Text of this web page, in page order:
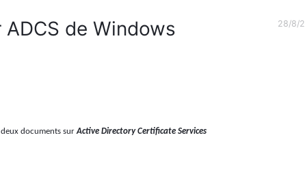
de Windows
documents surActive Directory Certificate Services
28/8/